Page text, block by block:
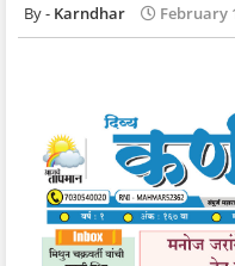
Karndhar February